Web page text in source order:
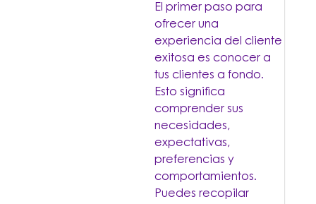
El primer paso para
ofrecer una
experiencia del cliente
exitosa es conocer a
tus clientes a fondo.
Esto significa
comprender sus
necesidades,
expectativas,
preferencias y
comportamientos.
Puedes recopilar